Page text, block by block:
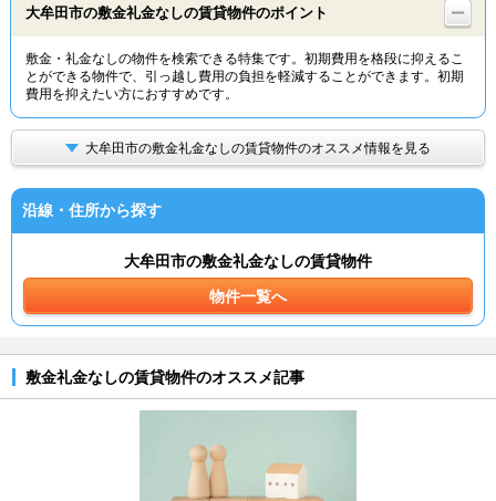
TOP
大牟田市の敷金礼金なしの賃貸物件のポイント
敷金・礼金なしの物件を検索できる特集です。初期費用を格段に抑えるこ
とができる物件で、引っ越し費用の負担を軽減することができます。初期
費用を抑えたい方におすすめです。
大牟田市の敷金礼金なしの賃貸物件のオススメ情報を見る
沿線・住所から探す
大牟田市の敷金礼金なしの賃貸物件
物件一覧へ
敷金礼金なしの賃貸物件のオススメ記事